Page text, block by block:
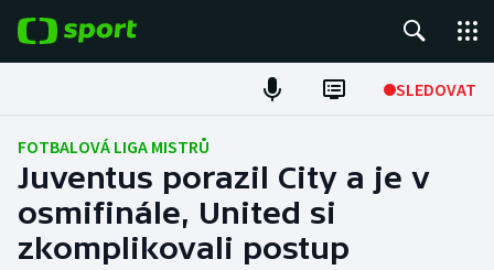
SLEDOVAT
Fotbal
Hokej
Tenis
FOTBALOVÁ LIGA MISTRŮ
Juventus porazil City a je v
osmifinále, United si
zkomplikovali postup